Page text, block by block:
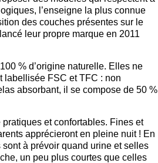
l’enseigne la plus connue
des couches présentes sur le
leur propre marque en 2011
% d’origine naturelle. Elles ne
labellisée FSC et TFC : non
absorbant, il se compose de 50 %
et confortables. Fines et
apprécieront en pleine nuit ! En
à prévoir quand urine et selles
un peu plus courtes que celles